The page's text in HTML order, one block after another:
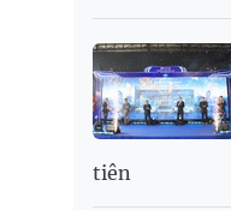
tiên